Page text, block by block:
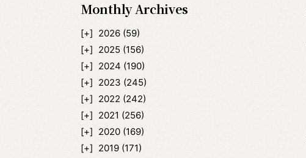
Monthly Archives
2026 (59)
2025 (156)
2024 (190)
2023 (245)
2022 (242)
2021 (256)
2020 (169)
2019 (171)